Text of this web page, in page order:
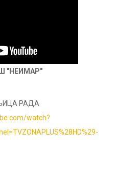
"НЕИМАР"
РАДА
watch?